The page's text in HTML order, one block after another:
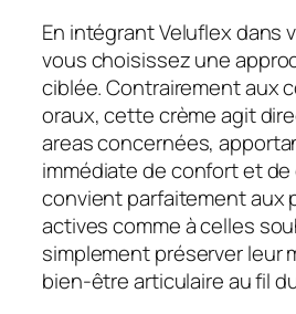
En intégrant Veluflex dans
vous choisissez une
ciblée. Contrairement aux
oraux, cette crème agit
areas concernées,
immédiate de confort et
convient parfaitement aux
actives comme à celles
simplement préserver leur
bien-être articulaire au fil